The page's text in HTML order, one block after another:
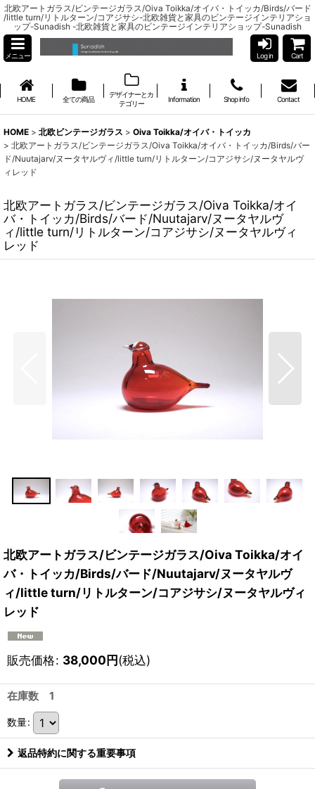
北欧アートガラス/ビンテージガラス/Oiva Toikka/オイバ・トイッカ/Birds/バード
/little turn/リトルターン/コアジサシ-北欧雑貨と家具のビンテージインテリアショ
ップ-Sunadish -北欧雑貨と家具のビンテージインテリアショップ-Sunadish
メニュー Log in Cart
HOME 全ての商品
デザイナーとカ
テゴリー
Information Shop info Contact
HOME > 北欧ビンテージガラス > Oiva Toikka/オイバ・トイッカ
> 北欧アートガラス/ビンテージガラス/Oiva Toikka/オイバ・トイッカ/Birds/バー
ド/Nuutajarv/ヌータヤルヴィ/little turn/リトルターン/コアジサシ/ヌータヤルヴ
ィレッド
北欧アートガラス/ビンテージガラス/Oiva Toikka/オイ
バ・トイッカ/Birds/バード/Nuutajarv/ヌータヤルヴ
ィ/little turn/リトルターン/コアジサシ/ヌータヤルヴィ
レッド
北欧アートガラス/ビンテージガラス/Oiva Toikka/オイ
バ・トイッカ/Birds/バード/Nuutajarv/ヌータヤルヴ
ィ/little turn/リトルターン/コアジサシ/ヌータヤルヴィ
レッド
販売価格: 38,000円(税込)
在庫数 1
数量:
返品特約に関する重要事項